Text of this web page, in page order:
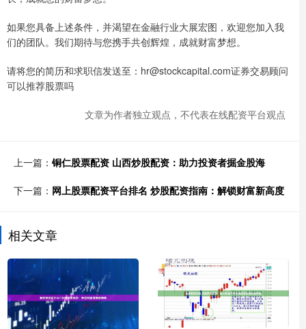
如果您具备上述条件，并渴望在金融行业大展宏图，欢迎您加入我
们的团队。我们期待与您携手共创辉煌，成就财富梦想。
请将您的简历和求职信发送至：hr@stockcapital.com证券交易顾问
可以推荐股票吗
文章为作者独立观点，不代表在线配资平台观点
上一篇： 铜仁股票配资 山西炒股配资：助力投资者掘金股海
下一篇： 网上股票配资平台排名 炒股配资指南：解锁财富新高度
相关文章